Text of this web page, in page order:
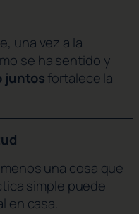
una vez a la
se ha sentido y
juntosfortalece la
una cosa que
simple puede
en casa.